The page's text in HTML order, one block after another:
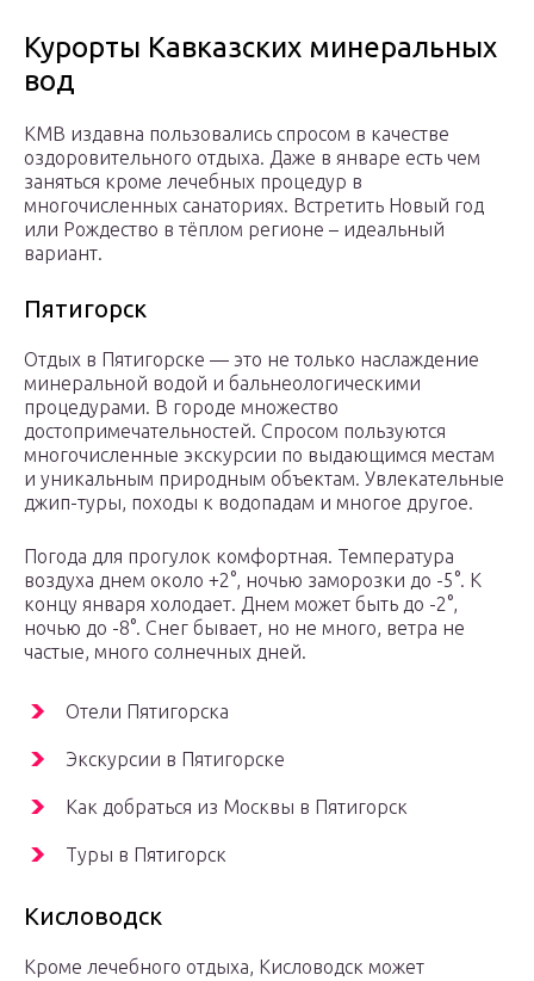
Курорты Кавказских минеральных
вод
КМВ издавна пользовались спросом в качестве
оздоровительного отдыха. Даже в январе есть чем
заняться кроме лечебных процедур в
многочисленных санаториях. Встретить Новый год
или Рождество в тёплом регионе – идеальный
вариант.
Пятигорск
Отдых в Пятигорске — это не только наслаждение
минеральной водой и бальнеологическими
процедурами. В городе множество
достопримечательностей. Спросом пользуются
многочисленные экскурсии по выдающимся местам
и уникальным природным объектам. Увлекательные
джип-туры, походы к водопадам и многое другое.
Погода для прогулок комфортная. Температура
воздуха днем около +2°, ночью заморозки до -5°. К
концу января холодает. Днем может быть до -2°,
ночью до -8°. Снег бывает, но не много, ветра не
частые, много солнечных дней.
Отели Пятигорска
Экскурсии в Пятигорске
Как добраться из Москвы в Пятигорск
Туры в Пятигорск
Кисловодск
Кроме лечебного отдыха, Кисловодск может